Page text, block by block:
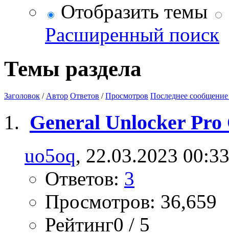
Отобразить темы
Расширенный поиск
Темы раздела
Заголовок / Автор Ответов /Просмотров Последнее сообщение
General Unlocker
uo5oq, 22.03.2023 00:33
Ответов: 3
Просмотров: 36,659
Рейтинг0 / 5